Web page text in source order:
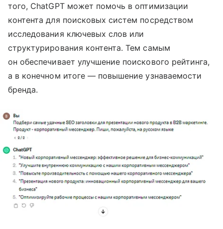
того, ChatGPT может помочь в оптимизации
контента для поисковых систем посредством
исследования ключевых слов или
структурирования контента. Тем самым
он обеспечивает улучшение поискового рейтинга,
а в конечном итоге — повышение узнаваемости
бренда.